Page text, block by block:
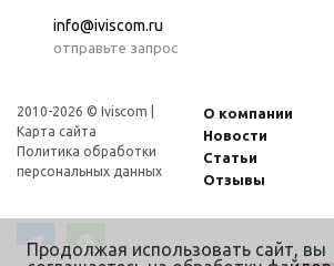
info@iviscom.ru
отправьте запрос
2010-2026 © Iviscom |
Карта сайта
Политика обработки
персональных данных
О компании
Новости
Статьи
Отзывы
Продолжая использовать сайт, вы